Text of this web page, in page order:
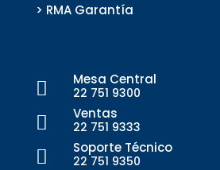
> RMA Garantía
 Mesa Central
22 751 9300
 Ventas
22 751 9333
 Soporte Técnico
22 751 9350